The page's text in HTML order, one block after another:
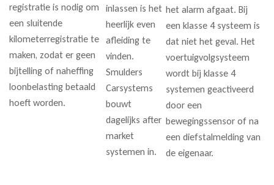
registratie is nodig om
een sluitende
kilometerregistratie te
maken, zodat er geen
bijtelling of naheffing
loonbelasting betaald
hoeft worden.
inlassen is het
heerlijk even
afleiding te
vinden.
Smulders
Carsystems
bouwt
dagelijks after
market
systemen in.
het alarm afgaat. Bij
een klasse 4 systeem is
dat niet het geval. Het
voertuigvolgsysteem
wordt bij klasse 4
systemen geactiveerd
door een
bewegingssensor of na
een diefstalmelding van
de eigenaar.